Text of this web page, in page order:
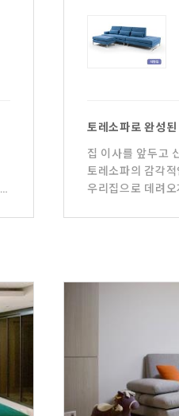
토레소파로 완성
집 이사를 앞두고
토레소파의 감각
우리집으로 데려